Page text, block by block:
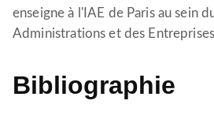
enseigne à l'IAE de Paris au sein
Administrations et des Entreprises
Bibliographie